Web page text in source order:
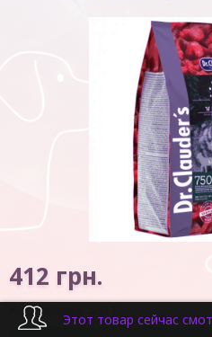
412 грн.
Код товару:
Этот товар сейчас